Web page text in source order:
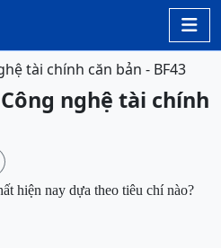

tài chính căn bản - BF43
nghệ tài chính
hiện nay dựa theo tiêu chí nào?